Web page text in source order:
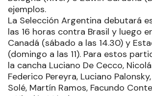
ejemplos.
La Selección Argentina debutará
las 16 horas contra Brasil y luego
Canadá (sábado a las 14.30) y
(domingo a las 11). Para estos
la cancha Luciano De Cecco,
Federico Pereyra, Luciano
Solé, Martín Ramos, Facundo